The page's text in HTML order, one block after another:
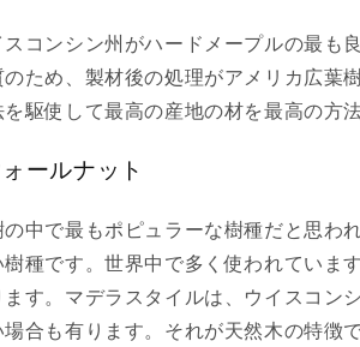
スコンシン州がハードメープルの最も
ため、製材後の処理がアメリカ広葉
駆使して最高の産地の材を最高の方
ールナット
中で最もポピュラーな樹種だと思
種です。世界中で多く使われていま
す。マデラスタイルは、ウイスコン
合も有ります。それが天然木の特徴で